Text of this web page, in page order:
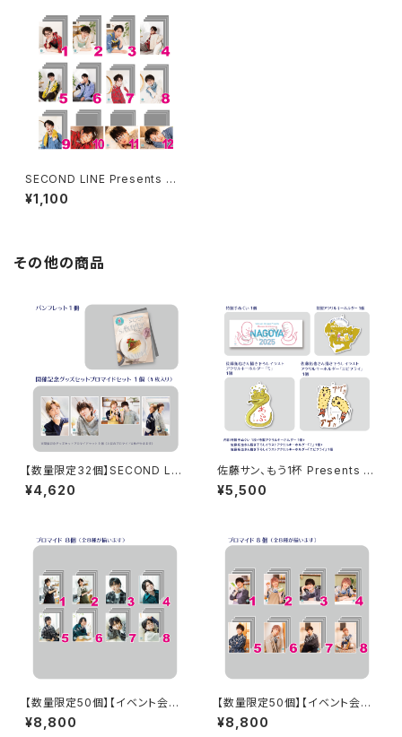
SECOND LINE Presents み
んなに会いに行くよ! スペシャル
in 静岡 2026.06 ブロマイド
¥1,100
その他の商品
【数量限定32個】SECOND LIN
E Presents みんなに会いに行
くよ! 第25回 in 静岡 開催記念
¥4,620
佐藤サン、もう1杯 Presents み
んなに会いに行くよ！IN 名古屋
グッズセット
¥5,500
【数量限定50個】【イベント会場
特典付き】SECOND LINE Pre
sents みんなに会いに行くよ!
¥8,800
【数量限定50個】【イベント会場
特典付き】SECOND LINE Pre
sents みんなに会いに行くよ!
¥8,800